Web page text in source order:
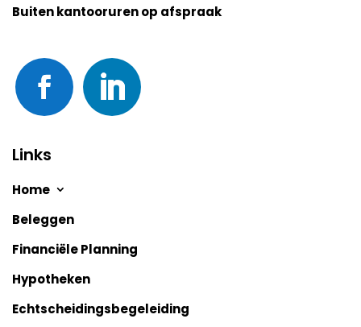
Buiten kantooruren op afspraak
Links
Home
Beleggen
Financiële Planning
Hypotheken
Echtscheidingsbegeleiding